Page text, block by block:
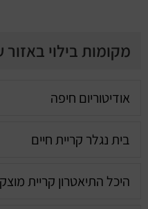
מקומות בילוי באזור
אודיטוריום חיפה
בית נגלר קריית חיים
היכל התיאטרון קריית